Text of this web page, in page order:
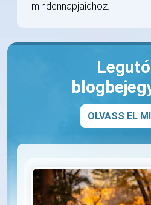
mindennapjaidhoz.
OLVASS EL